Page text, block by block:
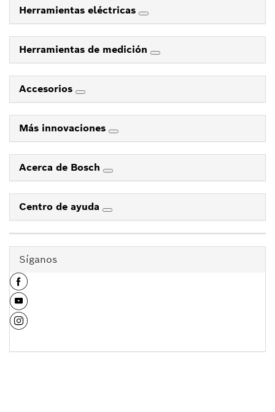
Herramientas eléctricas
Herramientas de medición
Accesorios
Más innovaciones
Acerca de Bosch
Centro de ayuda
Síganos